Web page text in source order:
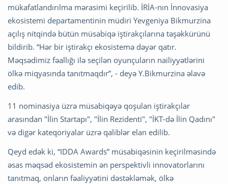
mükafatlandırılma mərasimi keçirilib. İRİA-nın İnnovasiya
ekosistemi departamentinin müdiri Yevgeniya Bikmurzina
açılış nitqində bütün müsabiqə iştirakçılarına təşəkkürünü
bildirib. “Hər bir iştirakçı ekosistemə dəyər qatır.
Məqsədimiz fəallığı ilə seçilən oyunçuların nailiyyətlərini
ölkə miqyasında tanıtmaqdır”, - deyə Y.Bikmurzina əlavə
edib.
11 nominasiya üzrə müsabiqəyə qoşulan iştirakçılar
arasından "İlin Startapı", "İlin Rezidenti", "İKT-də İlin Qadını"
və digər kateqoriyalar üzrə qaliblər elan edilib.
Qeyd edək ki, “IDDA Awards” müsabiqəsinin keçirilməsində
əsas məqsəd ekosistemin ən perspektivli innovatorlarını
tanıtmaq, onların fəaliyyətini dəstəkləmək, ölkə